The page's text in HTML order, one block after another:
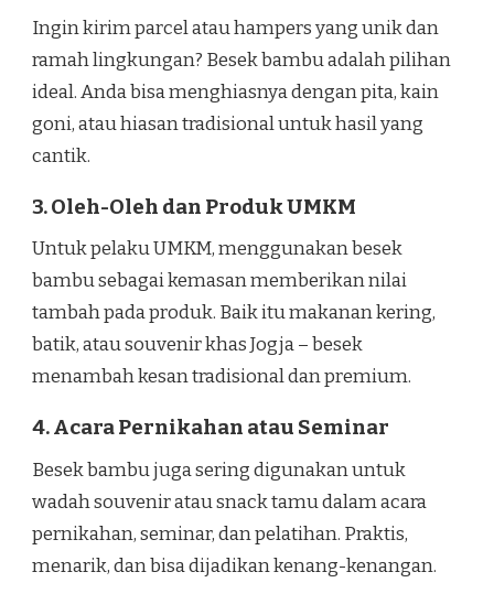
Ingin kirim parcel atau hampers yang unik dan
ramah lingkungan? Besek bambu adalah pilihan
ideal. Anda bisa menghiasnya dengan pita, kain
goni, atau hiasan tradisional untuk hasil yang
cantik.
3. Oleh-Oleh dan Produk UMKM
Untuk pelaku UMKM, menggunakan besek
bambu sebagai kemasan memberikan nilai
tambah pada produk. Baik itu makanan kering,
batik, atau souvenir khas Jogja – besek
menambah kesan tradisional dan premium.
4. Acara Pernikahan atau Seminar
Besek bambu juga sering digunakan untuk
wadah souvenir atau snack tamu dalam acara
pernikahan, seminar, dan pelatihan. Praktis,
menarik, dan bisa dijadikan kenang-kenangan.